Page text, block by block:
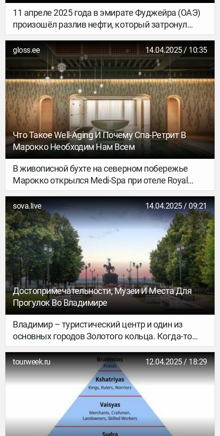
11 апреле 2025 года в эмирате Фуджейра (ОАЭ)
произошёл разлив нефти, который затронул
популярные пляжи и курортные зоны. Ситуация
продолжает вызывать обеспокоенность как у
туристов, так и у специалистов туристической
отрасли.
gloss.ee 14.04.2025 / 10:35
Что Такое Well-Aging И Почему Спа-Ретрит В
Марокко Необходим Нам Всем
В живописной бухте на северном побережье
Марокко открылся Medi-Spa при отеле Royal
Mansour Tamuda Bay – первый в стране
медицинско-эстетический спа-центр,
объединяющий роскошь расслабления и
передовые оздоровительные практики.
sova.live 14.04.2025 / 09:21
Достопримечательности, Музеи И Места Для
Прогулок Во Владимире
Владимир – туристический центр и один из
основных городов Золотого кольца. Когда-то
был столицей Северо-Восточной Руси и сохранил
архитектуру русского средневековья –
памятники белокаменного зодчества. Это город
для медленных прогулок, холмистый, с уютной
средой в центре и обилием обзорных
панорамных площадок.
tourweek.ru 12.04.2025 / 18:29